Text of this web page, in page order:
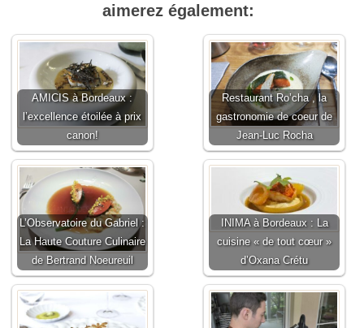
aimerez également:
AMICIS à Bordeaux :
l’excellence étoilée à prix
canon!
Restaurant Ro’cha , la
gastronomie de coeur de
Jean-Luc Rocha
L’Observatoire du Gabriel :
La Haute Couture Culinaire
de Bertrand Noeureuil
INIMA à Bordeaux : La
cuisine « de tout cœur »
d’Oxana Crétu